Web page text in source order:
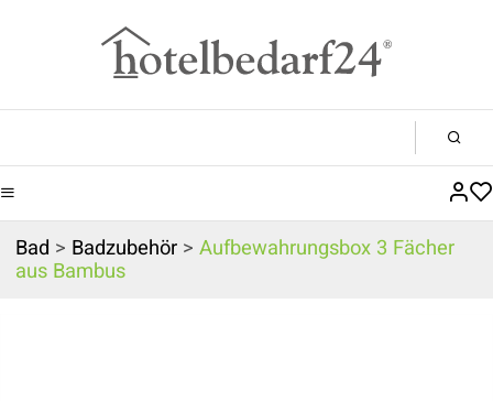
Bad > Badzubehör > Aufbewahrungsbox 3 Fächer
aus Bambus